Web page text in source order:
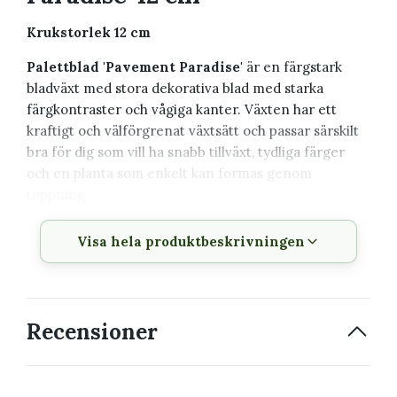
Krukstorlek 12 cm
Palettblad 'Pavement Paradise' är en färgstark
bladväxt med stora dekorativa blad med starka
färgkontraster och vågiga kanter. Växten har ett
kraftigt och välförgrenat växtsätt och passar särskilt
bra för dig som vill ha snabb tillväxt, tydliga färger
och en planta som enkelt kan formas genom
Växtbeskrivning
Visa hela produktbeskrivningen
Recensioner